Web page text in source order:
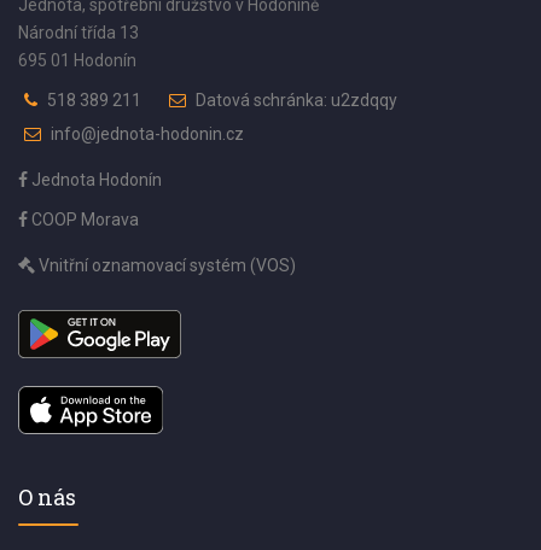
Jednota, spotřební družstvo v Hodoníně
Národní třída 13
695 01 Hodonín
518 389 211
Datová schránka: u2zdqqy
info@jednota-hodonin.cz
Jednota Hodonín
COOP Morava
Vnitřní oznamovací systém (VOS)
O nás